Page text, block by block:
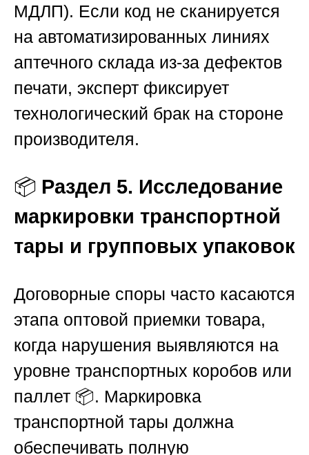
МДЛП). Если код не сканируется
на автоматизированных линиях
аптечного склада из-за дефектов
печати, эксперт фиксирует
технологический брак на стороне
производителя.
📦 Раздел 5. Исследование
маркировки транспортной
тары и групповых упаковок
Договорные споры часто касаются
этапа оптовой приемки товара,
когда нарушения выявляются на
уровне транспортных коробов или
паллет 📦. Маркировка
транспортной тары должна
обеспечивать полную